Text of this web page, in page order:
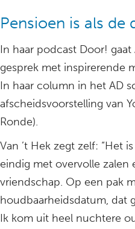
Pensioen is als
In haar podcast Door!
gesprek met inspirerende
In haar column in het AD
afscheidsvoorstelling van
Ronde).
Van ’t Hek zegt zelf: “Het
eindig met overvolle zalen
vriendschap. Op een pak
houdbaarheidsdatum, dat
Ik kom uit heel nuchtere